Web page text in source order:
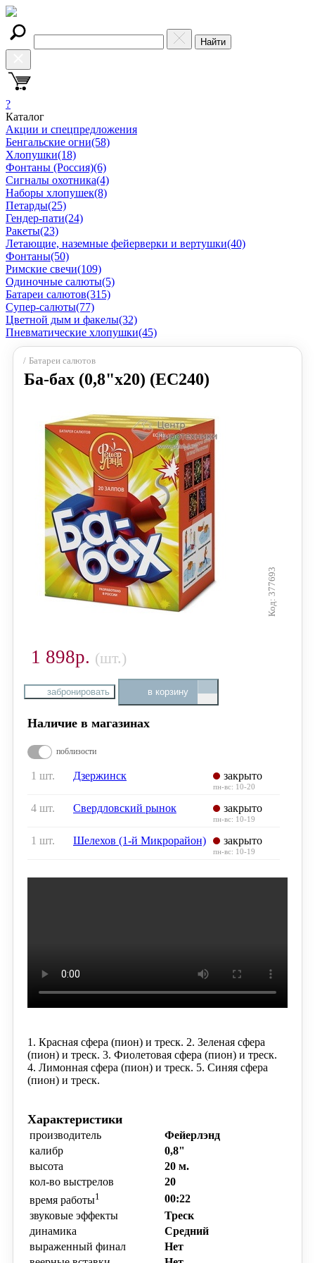
Найти
?
Каталог
Акции и спецпредложения
Бенгальские огни(58)
Хлопушки(18)
Фонтаны (Россия)(6)
Сигналы охотника(4)
Наборы хлопушек(8)
Петарды(25)
Гендер-пати(24)
Ракеты(23)
Летающие, наземные фейерверки и вертушки(40)
Фонтаны(50)
Римские свечи(109)
Одиночные салюты(5)
Батареи салютов(315)
Супер-салюты(77)
Цветной дым и факелы(32)
Пневматические хлопушки(45)
Батареи салютов
Ба-бах (0,8"х20) (ЕС240)
377693
1 898р. (шт.)
забронировать в корзину
Наличие в магазинах
поблизости
1 шт. Дзержинск закрыто
пн-вс: 10-20
4 шт. Свердловский рынок закрыто
пн-вс: 10-19
1 шт. Шелехов (1-й Микрорайон) закрыто
пн-вс: 10-19
1. Красная сфера (пион) и треск. 2. Зеленая сфера
(пион) и треск. 3. Фиолетовая сфера (пион) и треск.
4. Лимонная сфера (пион) и треск. 5. Синяя сфера
(пион) и треск.
Характеристики
производитель
Фейерлэнд
калибр
0,8"
высота
20 м.
кол-во выстрелов
20
время работы1
00:22
звуковые эффекты
Треск
динамика
Средний
выраженный финал
Нет